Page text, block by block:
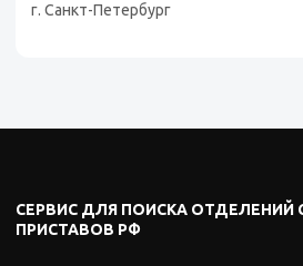
г. Санкт-Петербург
СЕРВИС ДЛЯ ПОИСКА ОТДЕЛЕНИЙ
ПРИСТАВОВ РФ